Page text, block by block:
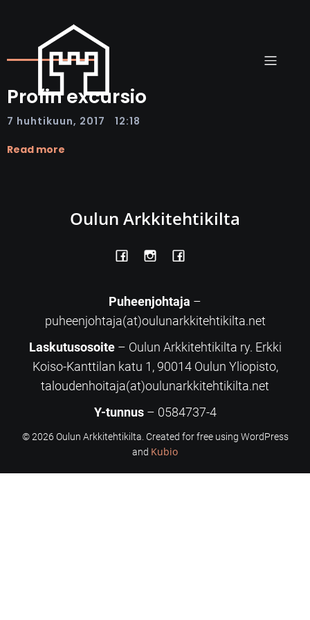
Profin excursio
7 huhtikuun, 2017 12:18
Read more
Oulun Arkkitehtikilta
Puheenjohtaja –
puheenjohtaja(at)oulunarkkitehtikilta.net
Laskutusosoite– Oulun Arkkitehtikilta ry. Erkki
Koiso-Kanttilan katu 1, 90014 Oulun Yliopisto,
taloudenhoitaja(at)oulunarkkitehtikilta.net
Y-tunnus – 0584737-4
© 2026 Oulun Arkkitehtikilta. Created for free using WordPress
and Kubio